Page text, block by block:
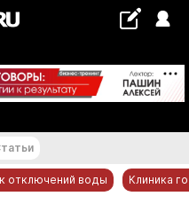
°С
отключений воды Клиника